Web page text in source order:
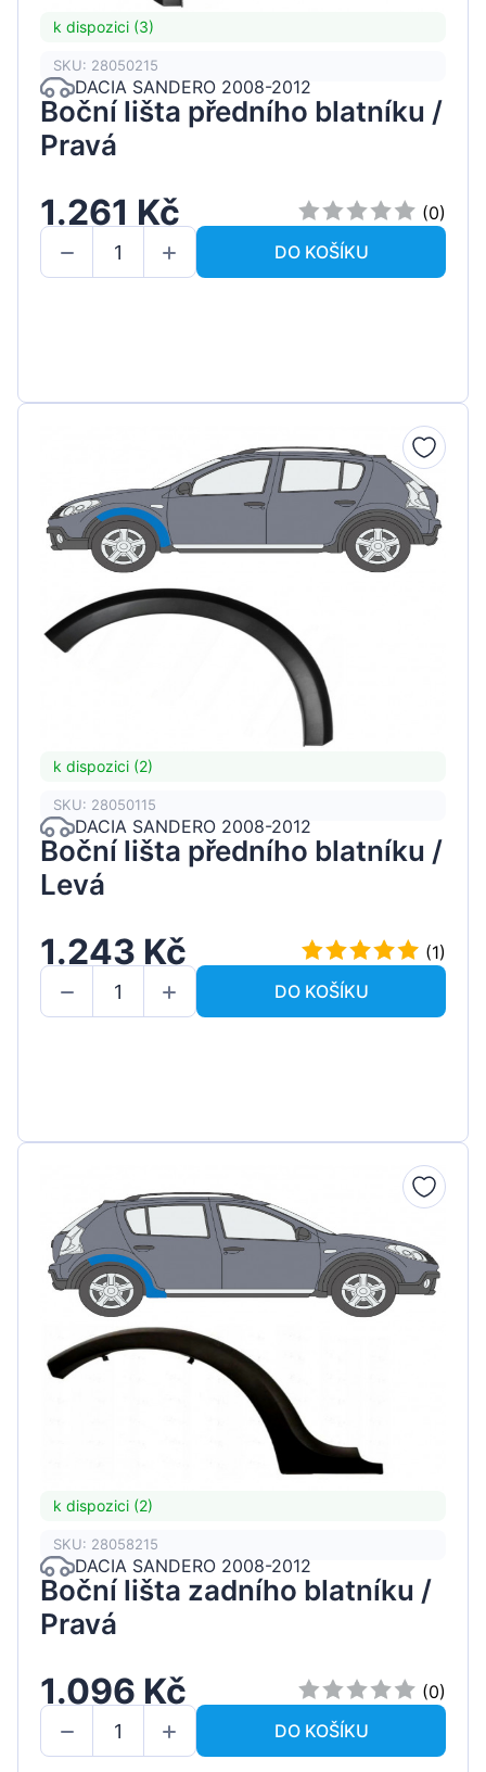
k dispozici (3)
SKU: 28050215
DACIA SANDERO 2008-2012
Boční lišta předního blatníku /
Pravá
1.261 Kč
(0)
DO KOŠÍKU
k dispozici (2)
SKU: 28050115
DACIA SANDERO 2008-2012
Boční lišta předního blatníku /
Levá
1.243 Kč
(1)
DO KOŠÍKU
k dispozici (2)
SKU: 28058215
DACIA SANDERO 2008-2012
Boční lišta zadního blatníku /
Pravá
1.096 Kč
(0)
DO KOŠÍKU